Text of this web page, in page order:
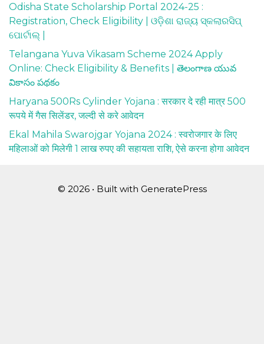
Odisha State Scholarship Portal 2024-25 :
Registration, Check Eligibility | ଓଡ଼ିଶା ରାଜ୍ୟ ସ୍କଲାରସିପ୍
ପୋର୍ଟାଲ୍ |
Telangana Yuva Vikasam Scheme 2024 Apply
Online: Check Eligibility & Benefits | తెలంగాణ యువ
వికాసం పథకం
Haryana 500Rs Cylinder Yojana : सरकार दे रही मात्र 500
रूपये में गैस सिलेंडर, जल्दी से करे आवेदन
Ekal Mahila Swarojgar Yojana 2024 : स्वरोजगार के लिए
महिलाओं को मिलेगी 1 लाख रुपए की सहायता राशि, ऐसे करना होगा आवेदन
© 2026 • Built with GeneratePress